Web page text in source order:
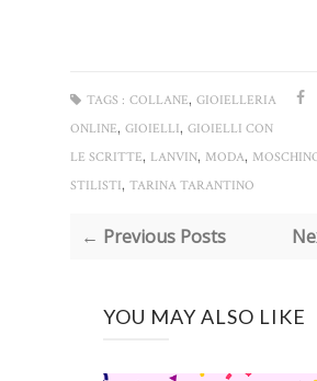
TAGS : COLLANE, GIOIELLERIA
ONLINE, GIOIELLI, GIOIELLI CON
LE SCRITTE, LANVIN, MODA,
STILISTI, TARINA TARANTINO
← Previous Posts
YOU MAY ALSO LIKE